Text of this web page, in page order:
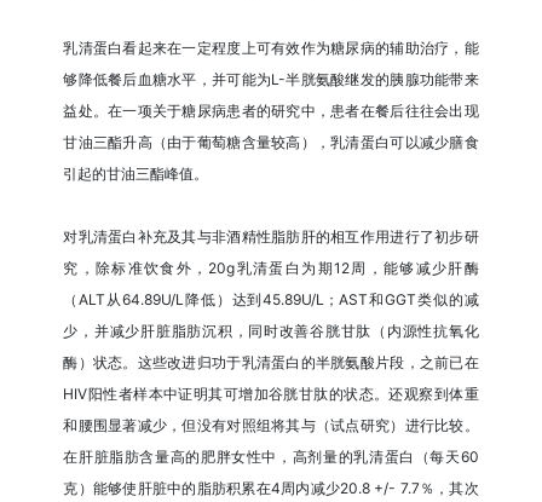
乳清蛋白看起来在一定程度上可有效作为糖尿病的辅助治疗，能
够降低餐后血糖水平，并可能为L-半胱氨酸继发的胰腺功能带来
益处。在一项关于糖尿病患者的研究中，患者在餐后往往会出现
甘油三酯升高（由于葡萄糖含量较高），乳清蛋白可以减少膳食
引起的甘油三酯峰值。
对乳清蛋白补充及其与非酒精性脂肪肝的相互作用进行了初步研
究，除标准饮食外，20g乳清蛋白为期12周，能够减少肝酶
（ALT从64.89U/L降低）达到45.89U/L；AST和GGT类似的减
少，并减少肝脏脂肪沉积，同时改善谷胱甘肽（内源性抗氧化
酶）状态。这些改进归功于乳清蛋白的半胱氨酸片段，之前已在
HIV阳性者样本中证明其可增加谷胱甘肽的状态。还观察到体重
和腰围显著减少，但没有对照组将其与（试点研究）进行比较。
在肝脏脂肪含量高的肥胖女性中，高剂量的乳清蛋白（每天60
克）能够使肝脏中的脂肪积累在4周内减少20.8 +/- 7.7％，其次